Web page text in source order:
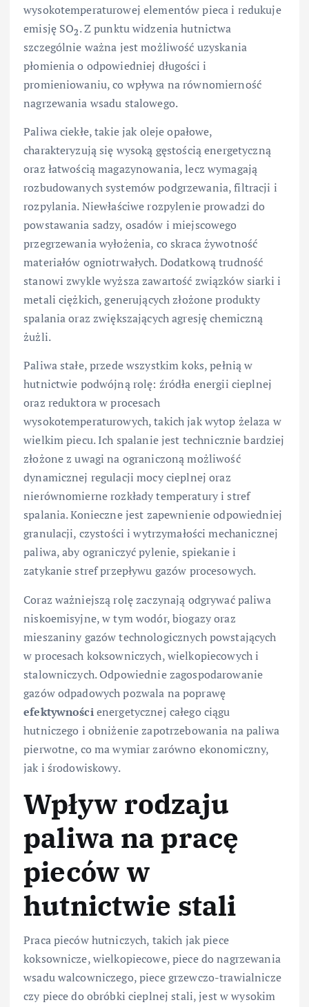
wysokotemperaturowej elementów pieca i redukuje
emisję SO2 . Z punktu widzenia hutnictwa
szczególnie ważna jest możliwość uzyskania
płomienia o odpowiedniej długości i
promieniowaniu, co wpływa na równomierność
nagrzewania wsadu stalowego.
Paliwa ciekłe, takie jak oleje opałowe,
charakteryzują się wysoką gęstością energetyczną
oraz łatwością magazynowania, lecz wymagają
rozbudowanych systemów podgrzewania, filtracji i
rozpylania. Niewłaściwe rozpylenie prowadzi do
powstawania sadzy, osadów i miejscowego
przegrzewania wyłożenia, co skraca żywotność
materiałów ogniotrwałych. Dodatkową trudność
stanowi zwykle wyższa zawartość związków siarki i
metali ciężkich, generujących złożone produkty
spalania oraz zwiększających agresję chemiczną
żużli.
Paliwa stałe, przede wszystkim koks, pełnią w
hutnictwie podwójną rolę: źródła energii cieplnej
oraz reduktora w procesach
wysokotemperaturowych, takich jak wytop żelaza w
wielkim piecu. Ich spalanie jest technicznie bardziej
złożone z uwagi na ograniczoną możliwość
dynamicznej regulacji mocy cieplnej oraz
nierównomierne rozkłady temperatury i stref
spalania. Konieczne jest zapewnienie odpowiedniej
granulacji, czystości i wytrzymałości mechanicznej
paliwa, aby ograniczyć pylenie, spiekanie i
zatykanie stref przepływu gazów procesowych.
Coraz ważniejszą rolę zaczynają odgrywać paliwa
niskoemisyjne, w tym wodór, biogazy oraz
mieszaniny gazów technologicznych powstających
w procesach koksowniczych, wielkopiecowych i
stalowniczych. Odpowiednie zagospodarowanie
gazów odpadowych pozwala na poprawę
efektywnościenergetycznej całego ciągu
hutniczego i obniżenie zapotrzebowania na paliwa
pierwotne, co ma wymiar zarówno ekonomiczny,
jak i środowiskowy.
Wpływ rodzaju
paliwa na pracę
pieców w
hutnictwie stali
Praca pieców hutniczych, takich jak piece
koksownicze, wielkopiecowe, piece do nagrzewania
wsadu walcowniczego, piece grzewczo-trawialnicze
czy piece do obróbki cieplnej stali, jest w wysokim